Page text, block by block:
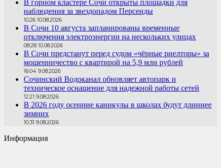
В горном кластере Сочи открыты площадки для
наблюдения за звездопадом Персеиды
10:26 10.08.2026
В Сочи 10 августа запланированы временные
отключения электроэнергии на нескольких улицах
08:28 10.08.2026
В Сочи предстанут перед судом «чёрные риелторы» за
мошенничество с квартирой на 5,9 млн рублей
16:04 9.08.2026
Сочинский Водоканал обновляет автопарк и
техническое оснащение для надежной работы сетей
12:21 9.08.2026
В 2026 году осенние каникулы в школах будут длиннее
зимних
10:31 9.08.2026
Информация